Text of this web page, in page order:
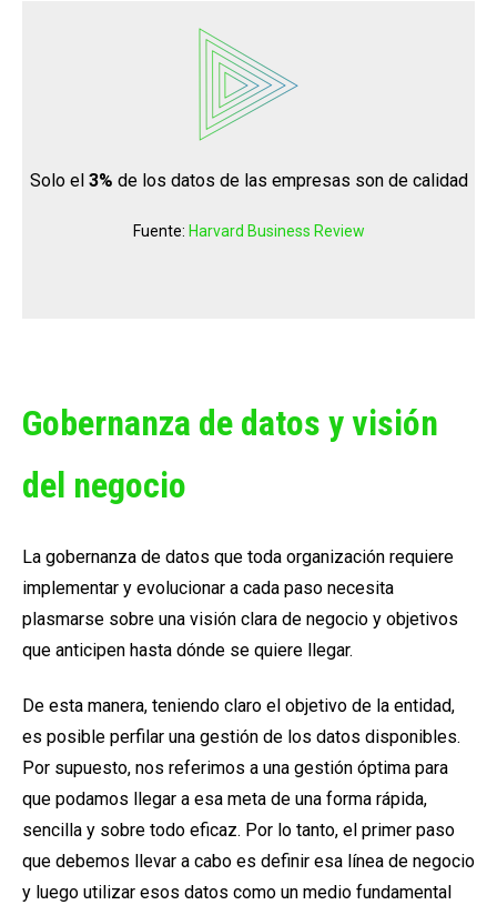
Solo el 3% de los datos de las empresas son de calidad
Fuente: Harvard Business Review
Gobernanza de datos y visión
del negocio
La gobernanza de datos que toda organización requiere
implementar y evolucionar a cada paso necesita
plasmarse sobre una visión clara de negocio y objetivos
que anticipen hasta dónde se quiere llegar.
De esta manera, teniendo claro el objetivo de la entidad,
es posible perfilar una gestión de los datos disponibles.
Por supuesto, nos referimos a una gestión óptima para
que podamos llegar a esa meta de una forma rápida,
sencilla y sobre todo eficaz. Por lo tanto, el primer paso
que debemos llevar a cabo es definir esa línea de negocio
y luego utilizar esos datos como un medio fundamental